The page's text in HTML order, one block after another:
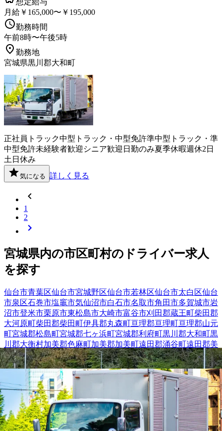
想定給与
月給￥165,000〜￥195,000
勤務時間
午前8時〜午後5時
勤務地
宮城県黒川郡大和町
正社員 トラック中型トラック・中型免許準中型トラック・準
中型免許未経験者歓迎 シニア歓迎 日勤のみ夏季休暇週休2日
土日休み
気になる 詳しく見る
1
2
宮城県内の市区町村の ドライバー求人
を探す
仙台市青葉区仙台市宮城野区仙台市若林区仙台市太白区仙台
市泉区石巻市塩竈市気仙沼市白石市名取市角田市多賀城市岩
沼市登米市栗原市東松島市大崎市富谷市刈田郡蔵王町柴田郡
大河原町柴田郡柴田町伊具郡丸森町亘理郡亘理町亘理郡山元
町宮城郡松島町宮城郡七ヶ浜町宮城郡利府町黒川郡大和町黒
川郡大衡村加美郡色麻町加美郡加美町遠田郡涌谷町遠田郡美
里町牡鹿郡女川町
宮城県黒川郡大和町 の人気条件から探
す
トラック正社員中型トラック・中型免許 大型トラック・大型
免許長距離